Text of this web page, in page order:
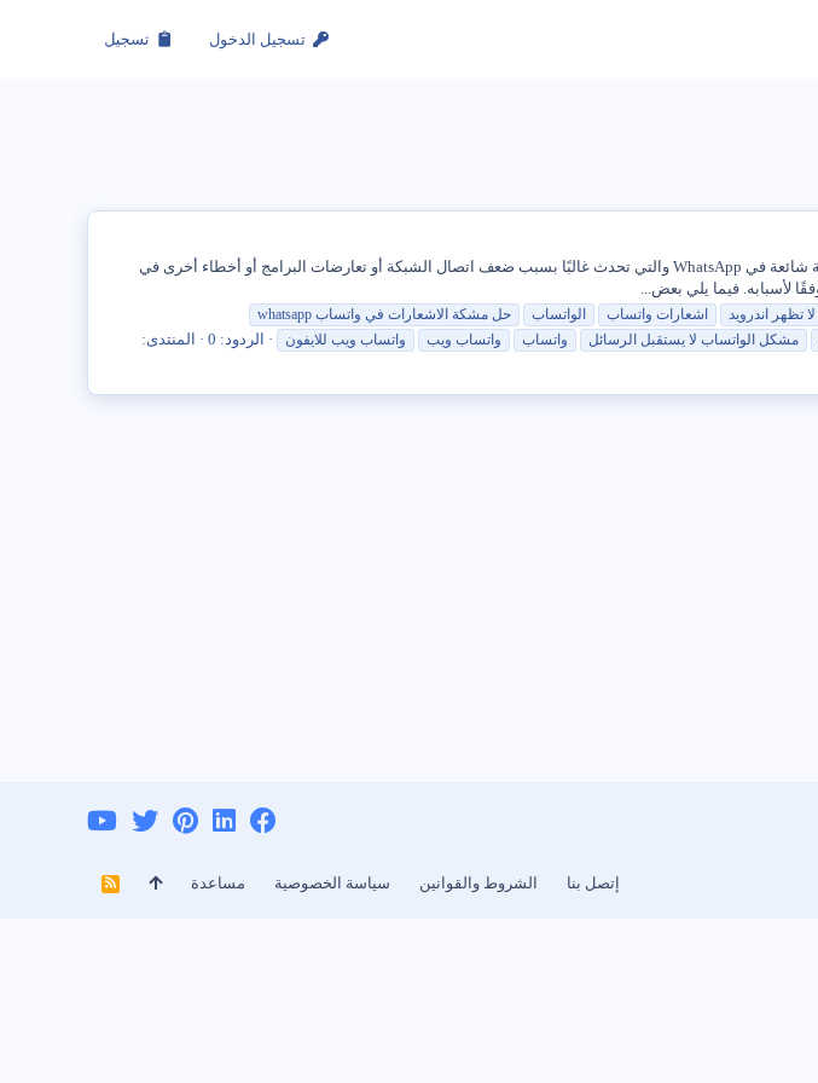
تسجيل الدخول تسجيل
فشل في تلقي إشعارات من WhatsApp؟ ثم قد تواجه مشكلة إشعار WhatsApp لا يعمل. هذه مشكلة شائعة في WhatsApp والتي تحدث غالبًا بسبب ضعف اتصال الشبكة أو تعارضات البرامج أو أخطاء أخرى في
لا تظهر اندرويد اشعارات واتساب الواتساب
حل مشكة الاشعارات في واتساب whatsapp
مشكل الواتساب لا يستقبل الرسائل واتساب واتساب ويب واتساب ويب للايفون الردود: 0
المنتدى:
إتصل بنا الشروط والقوانين سياسة الخصوصية مساعدة
R